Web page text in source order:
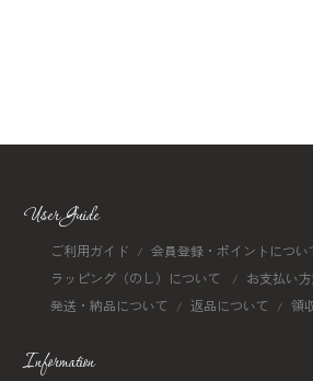
User Guide
ご利用ガイド 会員登録・ポイントについ
ラッピング（のし）について
お支払い
発送・納品について
返品について 領
Information